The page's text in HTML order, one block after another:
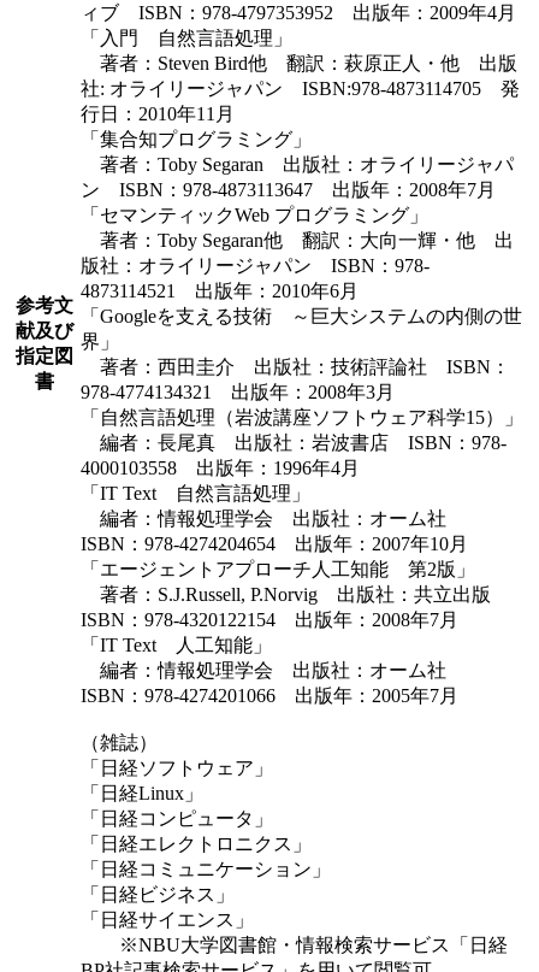
参考文
献及び
指定図
書
ィブ ISBN：978-4797353952 出版年：2009年4月
「入門 自然言語処理」
著者：Steven Bird他 翻訳：萩原正人・他 出版
社: オライリージャパン ISBN:978-4873114705 発
行日：2010年11月
「集合知プログラミング」
著者：Toby Segaran 出版社：オライリージャパ
ン ISBN：978-4873113647 出版年：2008年7月
「セマンティックWeb プログラミング」
著者：Toby Segaran他 翻訳：大向一輝・他 出
版社：オライリージャパン ISBN：978-
4873114521 出版年：2010年6月
「Googleを支える技術 ～巨大システムの内側の世
界」
著者：西田圭介 出版社：技術評論社 ISBN：
978-4774134321 出版年：2008年3月
「自然言語処理（岩波講座ソフトウェア科学15）」
編者：長尾真 出版社：岩波書店 ISBN：978-
4000103558 出版年：1996年4月
「IT Text 自然言語処理」
編者：情報処理学会 出版社：オーム社
ISBN：978-4274204654 出版年：2007年10月
「エージェントアプローチ人工知能 第2版」
著者：S.J.Russell, P.Norvig 出版社：共立出版
ISBN：978-4320122154 出版年：2008年7月
「IT Text 人工知能」
編者：情報処理学会 出版社：オーム社
ISBN：978-4274201066 出版年：2005年7月
（雑誌）
「日経ソフトウェア」
「日経Linux」
「日経コンピュータ」
「日経エレクトロニクス」
「日経コミュニケーション」
「日経ビジネス」
「日経サイエンス」
※NBU大学図書館・情報検索サービス「日経